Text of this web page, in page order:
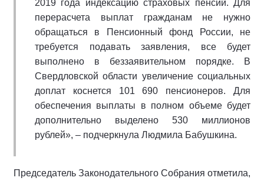
2019 года индексацию страховых пенсий. Для
перерасчета выплат гражданам не нужно
обращаться в Пенсионный фонд России, не
требуется подавать заявления, все будет
выполнено в беззаявительном порядке. В
Свердловской области увеличение социальных
доплат коснется 101 690 пенсионеров. Для
обеспечения выплаты в полном объеме будет
дополнительно выделено 530 миллионов
рублей», – подчеркнула Людмила Бабушкина.
Председатель Законодательного Собрания отметила,